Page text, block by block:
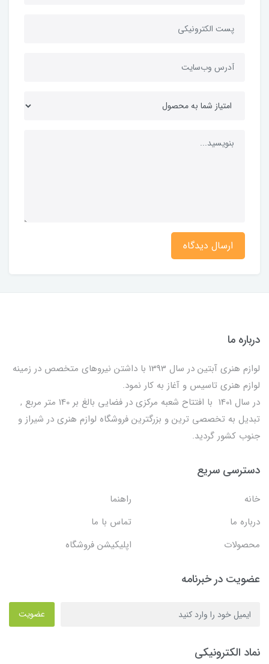
ارسال دیدگاه
درباره ما
لوازم هنری آبتین در سال 1393 با داشتن نیروهای متخصص در زمینه
لوازم هنری تاسیس و آغاز به کار نمود.
در سال 1401 با افتتاح شعبه مرکزی در فضایی بالغ بر 140 متر مربع ,
تبدیل به تخصصی ترین و بزرگترین فروشگاه لوازم هنری در شیراز و
جنوب کشور گردید.
دسترسی سریع
خانه
راهنما
درباره ما
تماس با ما
محصولات
اپلیکیشن فروشگاه
عضویت در خبرنامه
عضویت
نماد الکترونیکی